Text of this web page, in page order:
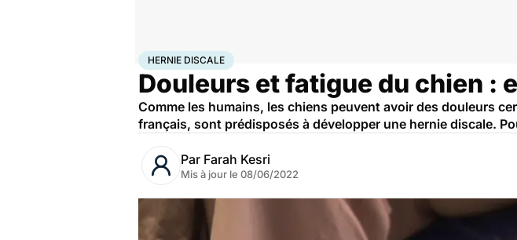
AccueilBien-êtreAnimaux
HERNIE DISCALE
Douleurs et fatigue du chien :
Comme les humains, les chiens peuvent avoir des douleurs
français, sont prédisposés à développer une hernie discale.
Par Farah Kesri
Mis à jour le 08/06/2022